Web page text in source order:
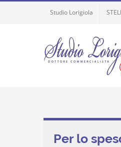
Studio Lorigiola
Per lo